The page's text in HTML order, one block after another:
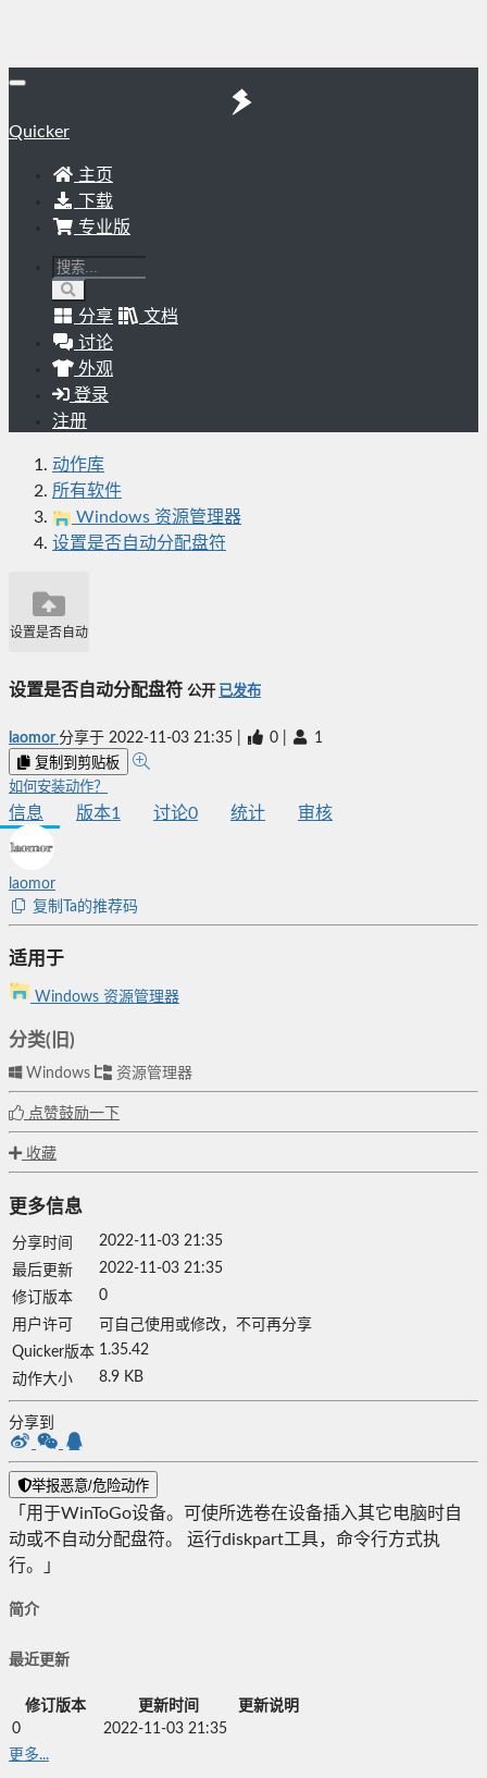
Quicker
主页
下载
专业版
分享
文档
讨论
外观
登录
注册
动作库
所有软件
Windows 资源管理器
设置是否自动分配盘符
设置是否自动分配盘符
设置是否自动分配盘符 公开 已发布
laomor分享于 2022-11-03 21:35 0 1
复制到剪贴板
如何安装动作？
信息 版本1 讨论0 统计 审核
laomor
复制Ta的推荐码
适用于
Windows 资源管理器
分类(旧)
Windows 资源管理器
点赞鼓励一下
收藏
更多信息
分享时间
2022-11-03 21:35
最后更新
2022-11-03 21:35
修订版本
0
用户许可
可自己使用或修改，不可再分享
Quicker版本 1.35.42
动作大小
8.9 KB
分享到
举报恶意/危险动作
「用于WinToGo设备。可使所选卷在设备插入其它电脑时自
动或不自动分配盘符。 运行diskpart工具，命令行方式执
行。」
简介
最近更新
修订版本 更新时间
更新说明
0
2022-11-03 21:35
更多...